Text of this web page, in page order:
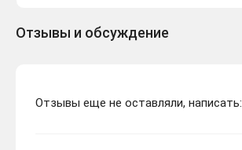
Отзывы и обсуждение
Отзывы еще не оставляли, написать: